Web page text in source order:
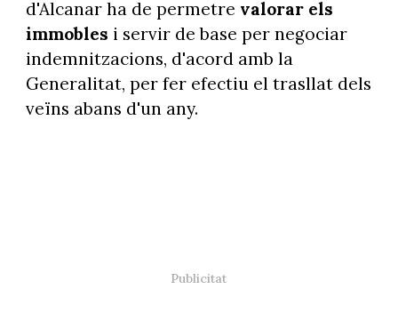
d'Alcanar ha de permetre valorar els
immobles i servir de base per negociar
indemnitzacions, d'acord amb la
Generalitat, per fer efectiu el trasllat dels
veïns abans d'un any.